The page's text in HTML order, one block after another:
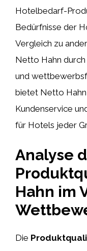
Hotelbedarf-
Bedürfnisse der
Vergleich zu
Netto Hahn
und
bietet Netto
Kundenservice
für Hotels jeder
Analyse
Hahn im
Die